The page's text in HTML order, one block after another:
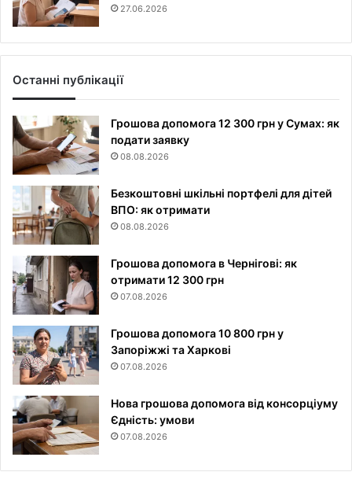
27.06.2026
Останні публікації
Грошова допомога 12 300 грн у Сумах: як
подати заявку
08.08.2026
Безкоштовні шкільні портфелі для дітей
ВПО: як отримати
08.08.2026
Грошова допомога в Чернігові: як
отримати 12 300 грн
07.08.2026
Грошова допомога 10 800 грн у
Запоріжжі та Харкові
07.08.2026
Нова грошова допомога від консорціуму
Єдність: умови
07.08.2026